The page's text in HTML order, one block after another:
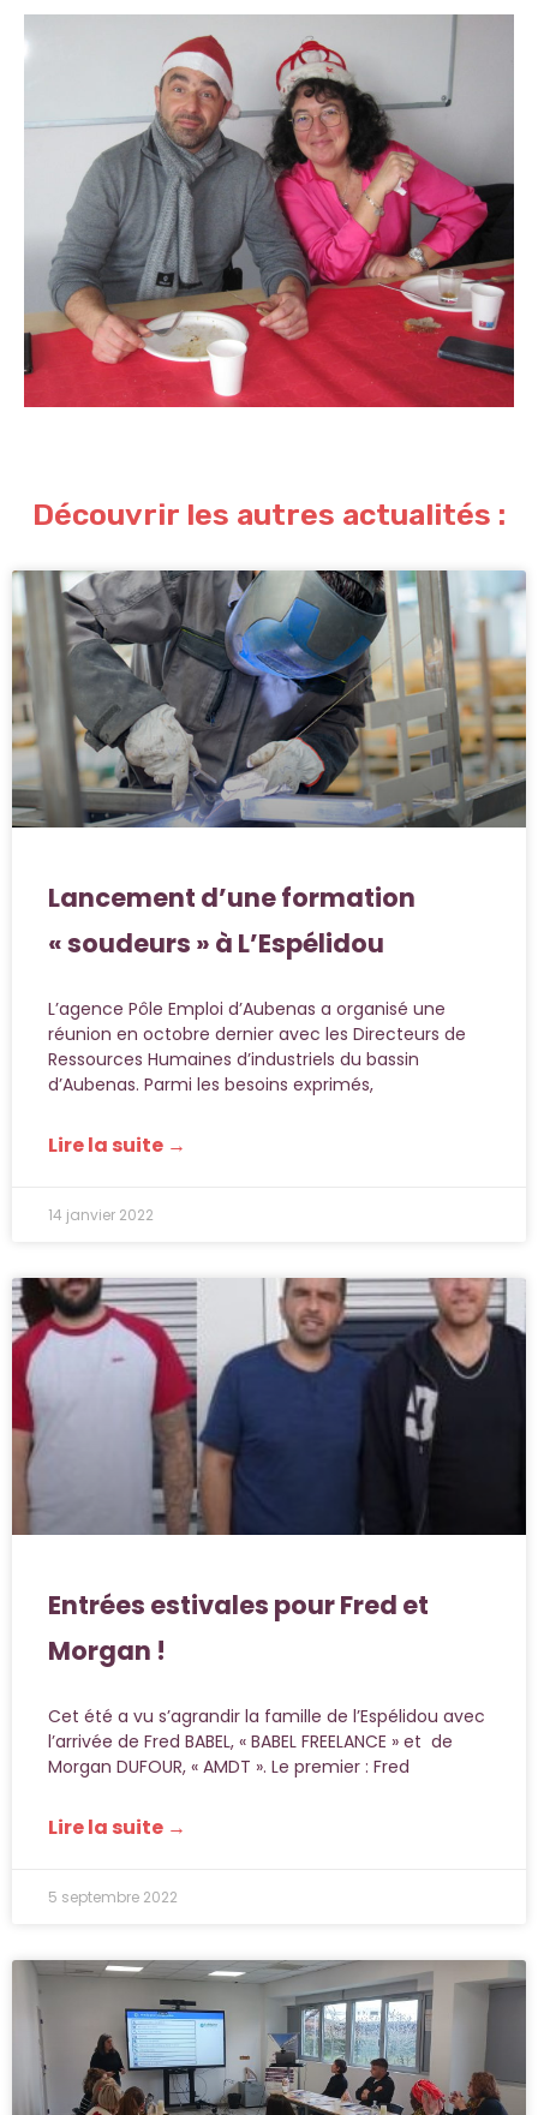
Découvrir les autres actualités :
Lancement d’une formation
« soudeurs » à L’Espélidou
L’agence Pôle Emploi d’Aubenas a organisé une
réunion en octobre dernier avec les Directeurs de
Ressources Humaines d’industriels du bassin
d’Aubenas. Parmi les besoins exprimés,
Lire la suite →
14 janvier 2022
Entrées estivales pour Fred et
Morgan !
Cet été a vu s’agrandir la famille de l’Espélidou avec
l’arrivée de Fred BABEL, « BABEL FREELANCE » et de
Morgan DUFOUR, « AMDT ». Le premier : Fred
Lire la suite →
5 septembre 2022